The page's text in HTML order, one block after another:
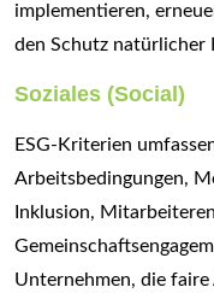
implementieren,
den Schutz natürlicher
Soziales (Social)
ESG-Kriterien
Arbeitsbedingungen,
Inklusion,
Unternehmen, die